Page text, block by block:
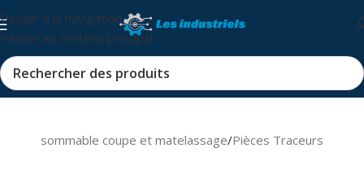
Passer à la navigation
Passer au contenu principal
et consommable coupe et matelassage/Pièces Traceurs